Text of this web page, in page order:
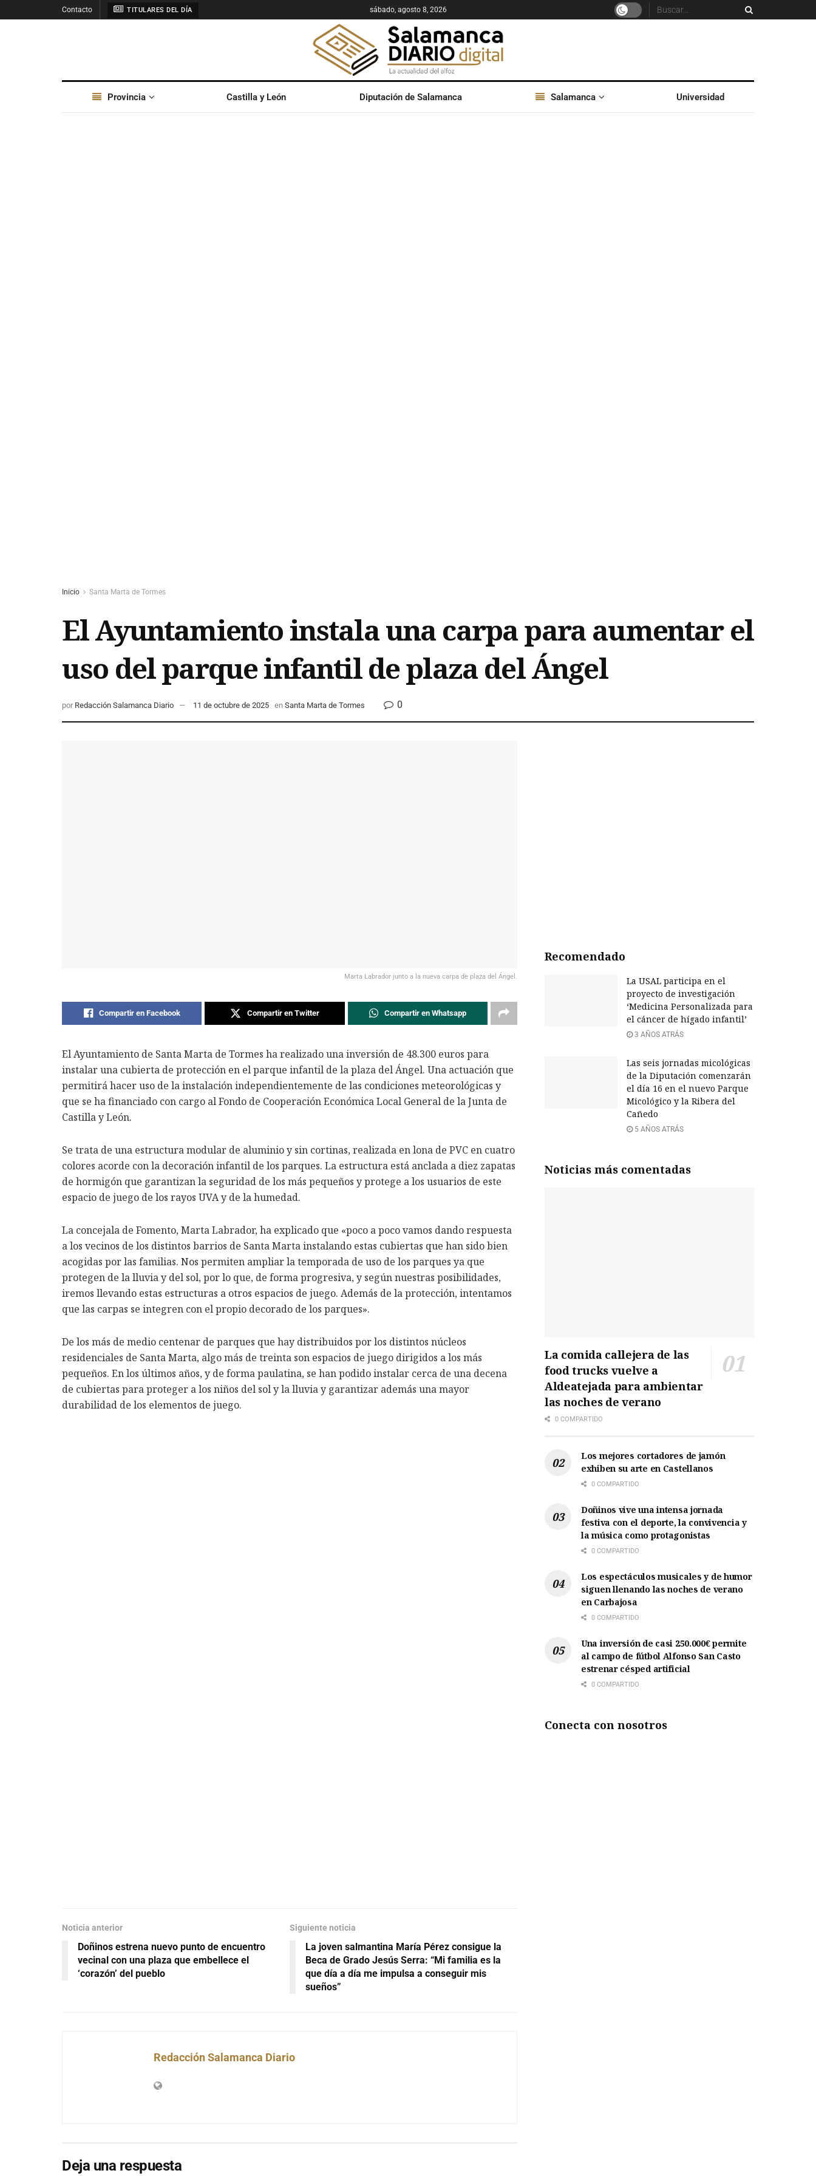
Contacto TITULARES DEL DÍA sábado, agosto 8, 2026
Provincia Castilla y León Diputación de Salamanca Salamanca Universidad
Inicio Santa Marta de Tormes
El Ayuntamiento instala una carpa para aumentar el
uso del parque infantil de plaza del Ángel
por Redacción Salamanca Diario 11 de octubre de 2025 en Santa Marta de Tormes 0
Marta Labrador junto a la nueva carpa de plaza del Ángel.
Compartir en Facebook Compartir en Twitter Compartir en Whatsapp
El Ayuntamiento de Santa Marta de Tormes ha realizado una inversión de 48.300 euros para
instalar una cubierta de protección en el parque infantil de la plaza del Ángel. Una actuación que
permitirá hacer uso de la instalación independientemente de las condiciones meteorológicas y
que se ha financiado con cargo al Fondo de Cooperación Económica Local General de la Junta de
Castilla y León.
Se trata de una estructura modular de aluminio y sin cortinas, realizada en lona de PVC en cuatro
colores acorde con la decoración infantil de los parques. La estructura está anclada a diez zapatas
de hormigón que garantizan la seguridad de los más pequeños y protege a los usuarios de este
espacio de juego de los rayos UVA y de la humedad.
La concejala de Fomento, Marta Labrador, ha explicado que «poco a poco vamos dando respuesta
a los vecinos de los distintos barrios de Santa Marta instalando estas cubiertas que han sido bien
acogidas por las familias. Nos permiten ampliar la temporada de uso de los parques ya que
protegen de la lluvia y del sol, por lo que, de forma progresiva, y según nuestras posibilidades,
iremos llevando estas estructuras a otros espacios de juego. Además de la protección, intentamos
que las carpas se integren con el propio decorado de los parques».
De los más de medio centenar de parques que hay distribuidos por los distintos núcleos
residenciales de Santa Marta, algo más de treinta son espacios de juego dirigidos a los más
pequeños. En los últimos años, y de forma paulatina, se han podido instalar cerca de una decena
de cubiertas para proteger a los niños del sol y la lluvia y garantizar además una mayor
durabilidad de los elementos de juego.
Noticia anterior
Doñinos estrena nuevo punto de encuentro
vecinal con una plaza que embellece el
‘corazón’ del pueblo
Siguiente noticia
La joven salmantina María Pérez consigue la
Beca de Grado Jesús Serra: “Mi familia es la
que día a día me impulsa a conseguir mis
sueños”
Redacción Salamanca Diario
Deja una respuesta
Recomendado
La USAL participa en el
proyecto de investigación
‘Medicina Personalizada para
el cáncer de hígado infantil’
3 AÑOS ATRÁS
Las seis jornadas micológicas
de la Diputación comenzarán
el día 16 en el nuevo Parque
Micológico y la Ribera del
Cañedo
5 AÑOS ATRÁS
Noticias más comentadas
La comida callejera de las
food trucks vuelve a
Aldeatejada para ambientar
las noches de verano
0 COMPARTIDO
Los mejores cortadores de jamón
exhiben su arte en Castellanos
0 COMPARTIDO
Doñinos vive una intensa jornada
festiva con el deporte, la convivencia y
la música como protagonistas
0 COMPARTIDO
Los espectáculos musicales y de humor
siguen llenando las noches de verano
en Carbajosa
0 COMPARTIDO
Una inversión de casi 250.000€ permite
al campo de fútbol Alfonso San Casto
estrenar césped artificial
0 COMPARTIDO
Conecta con nosotros